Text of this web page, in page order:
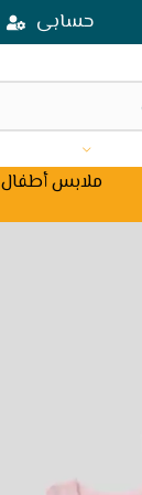
حسابى
ملابس أطفال